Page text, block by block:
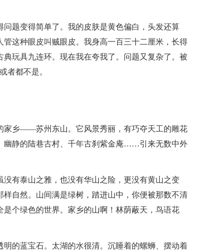
题变得简单了。我的皮肤是黄色偏白，头发还算
这种眼皮叫贼眼皮。我身高一百三十二厘米，长得
玩具九连环。现在我在夸我了。问题又复杂了。被
者都不是。
家乡——苏州东山。它风景秀丽，有巧夺天工的雕花
幽静的陆巷古村、千年古刹紫金庵……引来无数中外
有泰山之雅，也没有华山之险，更没有黄山之变
自然。山间满是绿树，踏进山中，你便被那数不清
个绿色的世界。家乡的山啊！林荫蔽天，鸟语花
的蓝宝石。太湖的水很清。沉睡着的螺蛳、摆动着